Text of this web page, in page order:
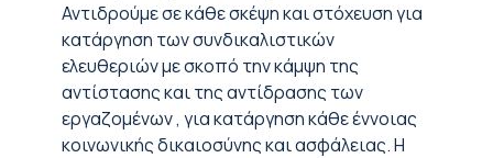
Αντιδρούμε σε κάθε σκέψη και στόχευση για
κατάργηση των συνδικαλιστικών
ελευθεριών με σκοπό την κάμψη της
αντίστασης και της αντίδρασης των
εργαζομένων , για κατάργηση κάθε έννοιας
κοινωνικής δικαιοσύνης και ασφάλειας. Η